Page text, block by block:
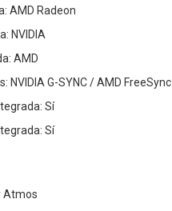
AMD Radeon
NVIDIA
AMD
NVIDIA G-SYNC / AMD FreeSync
Sí
Sí
Atmos